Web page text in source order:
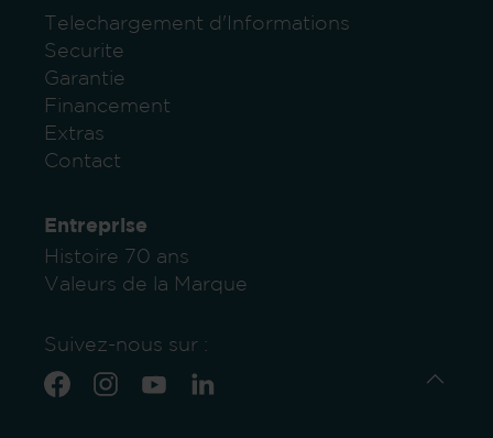
Telechargement d'Informations
Securite
Garantie
Financement
Extras
Contact
Entreprise
Histoire 70 ans
Valeurs de la Marque
Suivez-nous sur :